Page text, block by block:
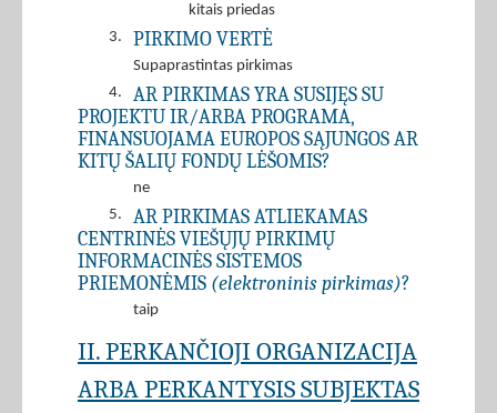
kitais priedas
3.
PIRKIMO VERTĖ
Supaprastintas pirkimas
4.
AR PIRKIMAS YRA SUSIJĘS SU
PROJEKTU IR/ARBA PROGRAMA,
FINANSUOJAMA EUROPOS SĄJUNGOS AR
KITŲ ŠALIŲ FONDŲ LĖŠOMIS?
ne
5.
AR PIRKIMAS ATLIEKAMAS
CENTRINĖS VIEŠŲJŲ PIRKIMŲ
INFORMACINĖS SISTEMOS
PRIEMONĖMIS (elektroninis pirkimas)?
taip
II. PERKANČIOJI ORGANIZACIJA
ARBA PERKANTYSIS SUBJEKTAS